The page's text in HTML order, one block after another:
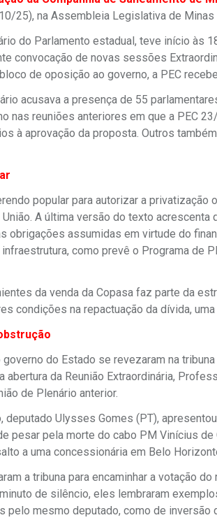
25), na Assembleia Legislativa de Minas
do Parlamento estadual, teve início às
convocação de novas sessões
de oposição ao governo, a PEC
acusava a presença de 55
nas reuniões anteriores em que a PEC
à aprovação da proposta. Outros
popular para autorizar a privatização
A última versão do texto
obrigações assumidas em virtude do
como prevê o Programa de
da venda da Copasa faz parte da
condições na repactuação da dívida,
do Estado se revezaram na
abertura da Reunião Extraordinária,
de Plenário anterior.
Ulysses Gomes (PT),
pesar pela morte do cabo PM Vinícius
a uma concessionária em Belo
a tribuna para encaminhar a votação
de silêncio, eles lembraram
pelo mesmo deputado, como de inversão